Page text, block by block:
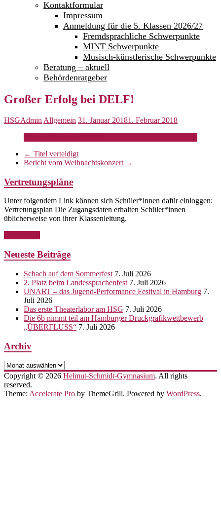
Kontaktformular
Impressum
Anmeldung für die 5. Klassen 2026/27
Fremdsprachliche Schwerpunkte
MINT Schwerpunkte
Musisch-künstlerische Schwerpunkte
Beratung – aktuell
Behördenratgeber
Großer Erfolg bei DELF!
HSGAdmin Allgemein 31. Januar 20181. Februar 2018
← Titel verteidigt
Bericht vom Weihnachtskonzert →
Vertretungspläne
Unter folgendem Link können sich Schüler*innen dafür einloggen:
Vertretungsplan Die Zugangsdaten erhalten Schüler*innen
üblicherweise von ihrer Klassenleitung.
Neueste Beiträge
Schach auf dem Sommerfest 7. Juli 2026
2. Platz beim Landessprachenfest 7. Juli 2026
UNART – das Jugend-Performance Festival in Hamburg 7.
Juli 2026
Das erste Theaterlabor am HSG 7. Juli 2026
Die 6b nimmt teil am Hamburger Druckgrafikwettbewerb
„ÜBERFLUSS“ 7. Juli 2026
Archiv
Archiv
Copyright © 2026 Helmut-Schmidt-Gymnasium. All rights
reserved.
Theme: Accelerate Pro by ThemeGrill. Powered by WordPress.